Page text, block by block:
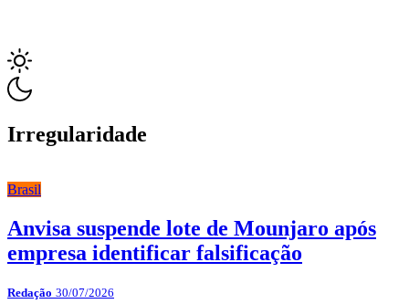
Irregularidade
Brasil
Anvisa suspende lote de Mounjaro após
empresa identificar falsificação
Redação 30/07/2026